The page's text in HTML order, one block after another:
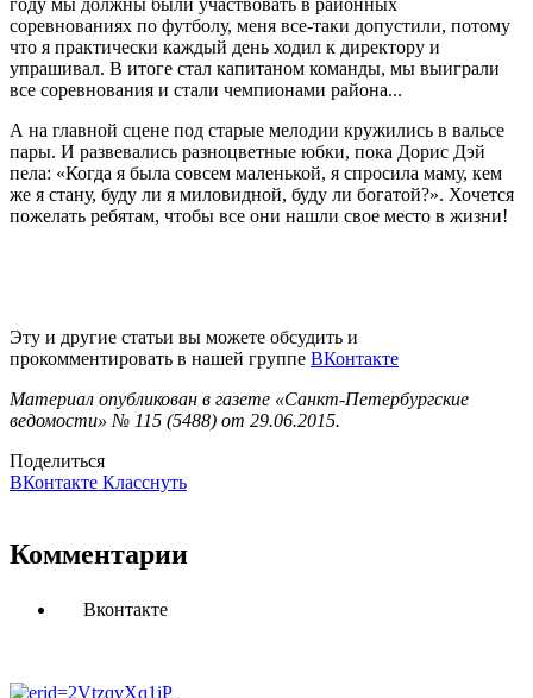
году мы должны были участвовать в районных
соревнованиях по футболу, меня все-таки допустили, потому
что я практически каждый день ходил к директору и
упрашивал. В итоге стал капитаном команды, мы выиграли
все соревнования и стали чемпионами района...
А на главной сцене под старые мелодии кружились в вальсе
пары. И развевались разноцветные юбки, пока Дорис Дэй
пела: «Когда я была совсем маленькой, я спросила маму, кем
же я стану, буду ли я миловидной, буду ли богатой?». Хочется
пожелать ребятам, чтобы все они нашли свое место в жизни!
Эту и другие статьи вы можете обсудить и
прокомментировать в нашей группе ВКонтакте
Материал опубликован в газете «Санкт-Петербургские
ведомости» № 115 (5488) от 29.06.2015.
Поделиться
ВКонтакте Класснуть
Комментарии
Вконтакте